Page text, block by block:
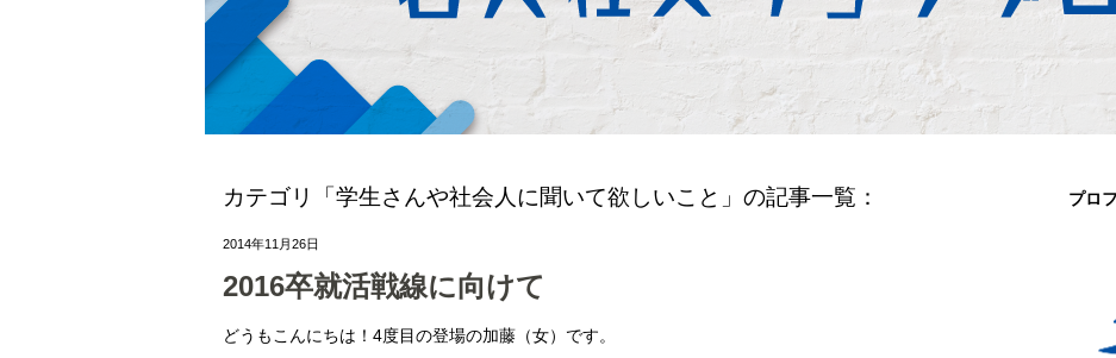
プロ
カテゴリ「学生さんや社会人に聞いて欲しいこと」の記事一覧：
2014年11月26日
2016卒就活戦線に向けて
どうもこんにちは！4度目の登場の加藤（女）です。